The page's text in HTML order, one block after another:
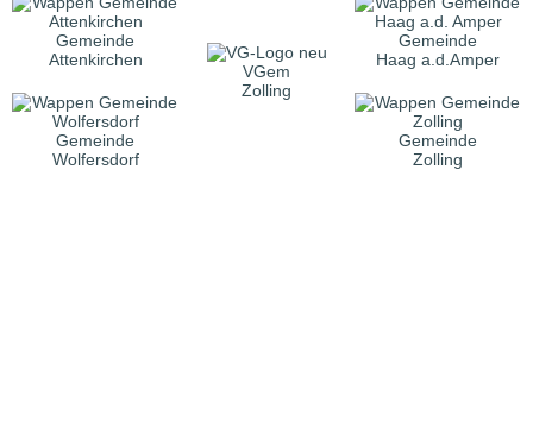
Gemeinde
Attenkirchen
VGem
Zolling
Gemeinde
Haag a.d.Amper
Gemeinde
Wolfersdorf
Gemeinde
Zolling